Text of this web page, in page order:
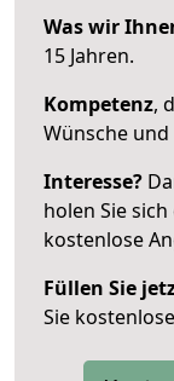
Was wir
15 Jahren.
Kompetenz,
Wünsche
Interesse?
holen Sie
kostenlose
Füllen Sie
Sie